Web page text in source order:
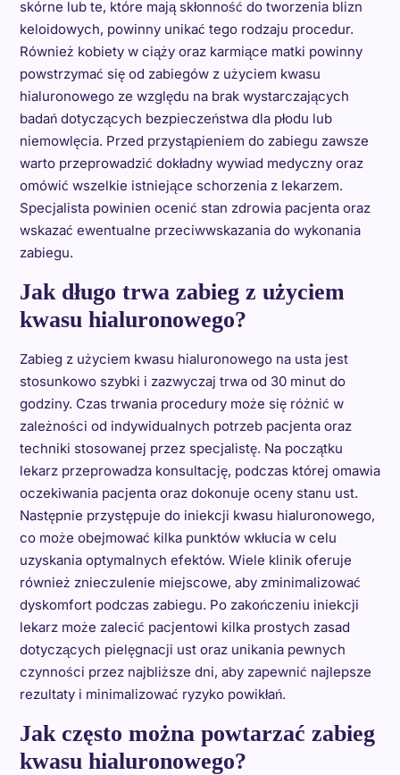
skórne lub te, które mają skłonność do tworzenia blizn
keloidowych, powinny unikać tego rodzaju procedur.
Również kobiety w ciąży oraz karmiące matki powinny
powstrzymać się od zabiegów z użyciem kwasu
hialuronowego ze względu na brak wystarczających
badań dotyczących bezpieczeństwa dla płodu lub
niemowlęcia. Przed przystąpieniem do zabiegu zawsze
warto przeprowadzić dokładny wywiad medyczny oraz
omówić wszelkie istniejące schorzenia z lekarzem.
Specjalista powinien ocenić stan zdrowia pacjenta oraz
wskazać ewentualne przeciwwskazania do wykonania
zabiegu.
Jak długo trwa zabieg z użyciem
kwasu hialuronowego?
Zabieg z użyciem kwasu hialuronowego na usta jest
stosunkowo szybki i zazwyczaj trwa od 30 minut do
godziny. Czas trwania procedury może się różnić w
zależności od indywidualnych potrzeb pacjenta oraz
techniki stosowanej przez specjalistę. Na początku
lekarz przeprowadza konsultację, podczas której omawia
oczekiwania pacjenta oraz dokonuje oceny stanu ust.
Następnie przystępuje do iniekcji kwasu hialuronowego,
co może obejmować kilka punktów wkłucia w celu
uzyskania optymalnych efektów. Wiele klinik oferuje
również znieczulenie miejscowe, aby zminimalizować
dyskomfort podczas zabiegu. Po zakończeniu iniekcji
lekarz może zalecić pacjentowi kilka prostych zasad
dotyczących pielęgnacji ust oraz unikania pewnych
czynności przez najbliższe dni, aby zapewnić najlepsze
rezultaty i minimalizować ryzyko powikłań.
Jak często można powtarzać zabieg
kwasu hialuronowego?